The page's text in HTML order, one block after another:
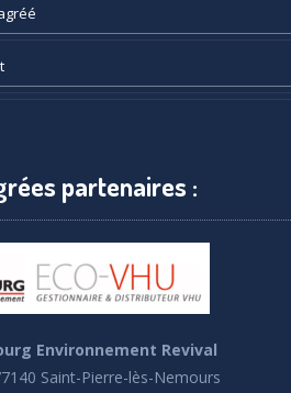
partenaires :
Environnement Revival
Saint-Pierre-lès-Nemours